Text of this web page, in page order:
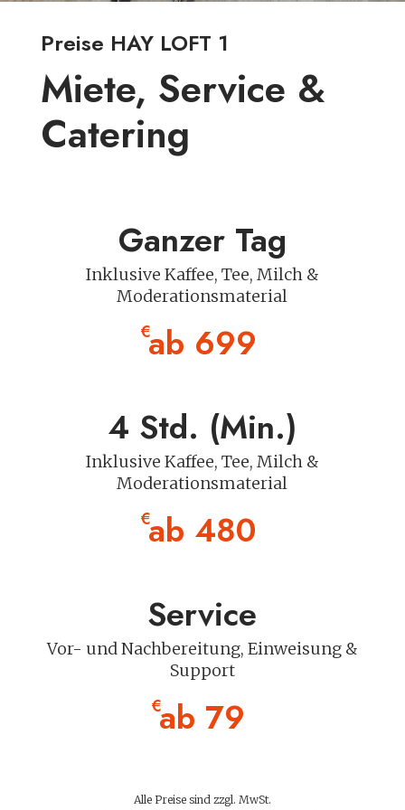
Preise HAY LOFT 1
Miete, Service &
Catering
Ganzer Tag
Inklusive Kaffee, Tee, Milch &
Moderationsmaterial
€ab 699
4 Std. (Min.)
Inklusive Kaffee, Tee, Milch &
Moderationsmaterial
€ab 480
Service
Vor- und Nachbereitung, Einweisung &
Support
€ab 79
Alle Preise sind zzgl. MwSt.